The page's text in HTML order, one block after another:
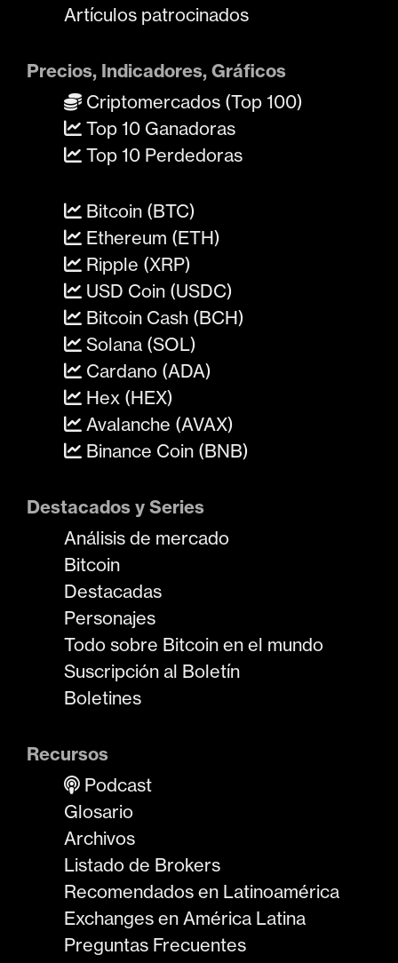
Artículos patrocinados
Precios, Indicadores, Gráficos
Criptomercados (Top 100)
Top 10 Ganadoras
Top 10 Perdedoras
Bitcoin (BTC)
Ethereum (ETH)
Ripple (XRP)
USD Coin (USDC)
Bitcoin Cash (BCH)
Solana (SOL)
Cardano (ADA)
Hex (HEX)
Avalanche (AVAX)
Binance Coin (BNB)
Destacados y Series
Análisis de mercado
Bitcoin
Destacadas
Personajes
Todo sobre Bitcoin en el mundo
Suscripción al Boletín
Boletines
Recursos
Podcast
Glosario
Archivos
Listado de Brokers
Recomendados en Latinoamérica
Exchanges en América Latina
Preguntas Frecuentes